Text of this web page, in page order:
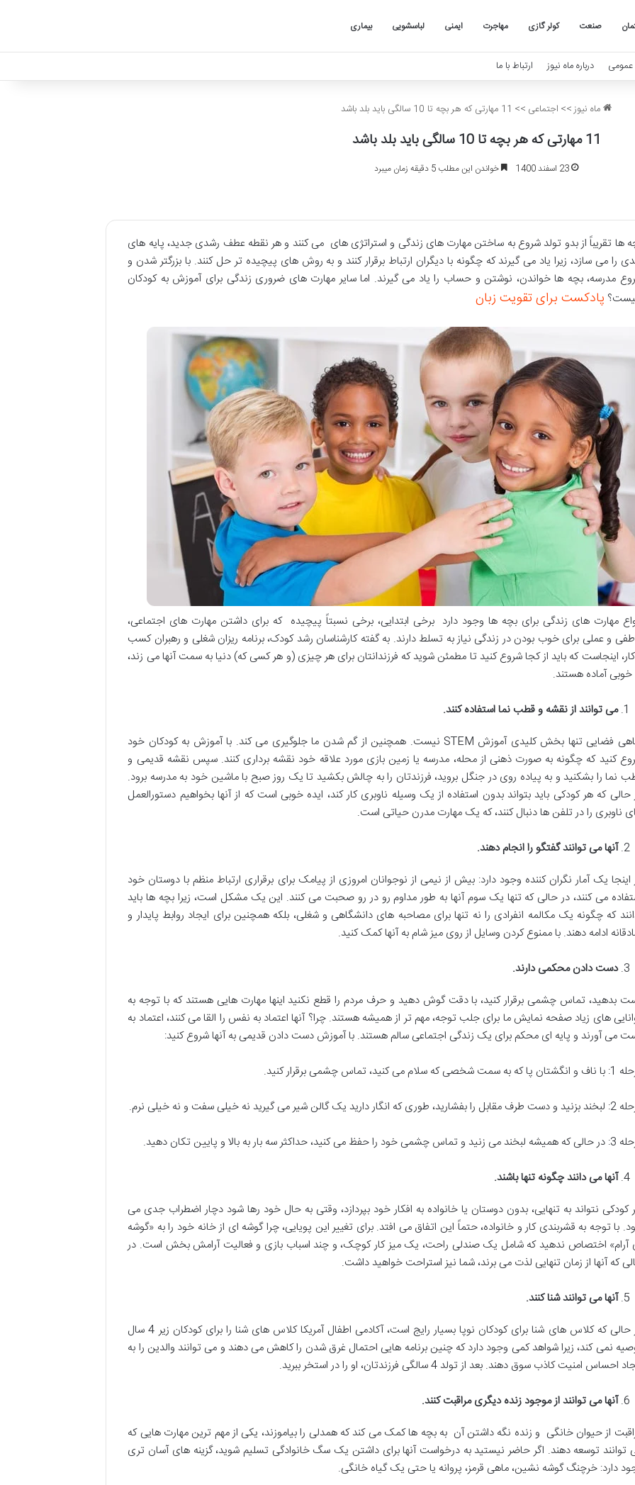
صنعت کولر گازی مهاجرت ایمنی لباسشویی بیماری
عمومی درباره ماه نیوز ارتباط با ما
ماه نیوز>> اجتماعی >> 11 مهارتی که هر بچه تا 10 سالگی باید بلد باشد
11 مهارتی که هر بچه تا 10 سالگی باید بلد باشد
23 اسفند 1400 خواندن این مطلب 5 دقیقه زمان میبرد
ها تقریباً از بدو تولد شروع به ساختن مهارت های زندگی و استراتژی های می کنند و هر نقطه عطف رشدی جدید، پایه های
را می سازد، زیرا یاد می گیرند که چگونه با دیگران ارتباط برقرار کنند و به روش های پیچیده تر حل کنند. با بزرگتر شدن و
مدرسه، بچه ها خواندن، نوشتن و حساب را یاد می گیرند. اما سایر مهارت های ضروری زندگی برای آموزش به کودکان
پادکست برای تقویت زبان
مهارت های زندگی برای بچه ها وجود دارد برخی ابتدایی، برخی نسبتاً پیچیده که برای داشتن مهارت های اجتماعی،
و عملی برای خوب بودن در زندگی نیاز به تسلط دارند. به گفته کارشناسان رشد کودک، برنامه ریزان شغلی و رهبران کسب
اینجاست که باید از کجا شروع کنید تا مطمئن شوید که فرزندانتان برای هر چیزی (و هر کسی که) دنیا به سمت آنها می زند،
خوبی آماده هستند.
می توانند از نقشه و قطب نما استفاده کنند.
آگاهی فضایی تنها بخش کلیدی آموزش STEM نیست. همچنین از گم شدن ما جلوگیری می کند. با آموزش به کودکان خود
کنید که چگونه به صورت ذهنی از محله، مدرسه یا زمین بازی مورد علاقه خود نقشه برداری کنند. سپس نقشه قدیمی و
نما را بشکنید و به پیاده روی در جنگل بروید، فرزندتان را به چالش بکشید تا یک روز صبح با ماشین خود به مدرسه برود.
حالی که هر کودکی باید بتواند بدون استفاده از یک وسیله ناوبری کار کند، ایده خوبی است که از آنها بخواهیم دستورالعمل
ناوبری را در تلفن ها دنبال کنند، که یک مهارت مدرن حیاتی است.
آنها می توانند گفتگو را انجام دهند.
اینجا یک آمار نگران کننده وجود دارد: بیش از نیمی از نوجوانان امروزی از پیامک برای برقراری ارتباط منظم با دوستان خود
می کنند، در حالی که تنها یک سوم آنها به طور مداوم رو در رو صحبت می کنند. این یک مشکل است، زیرا بچه ها باید
که چگونه یک مکالمه انفرادی را نه تنها برای مصاحبه های دانشگاهی و شغلی، بلکه همچنین برای ایجاد روابط پایدار و
ادامه دهند. با ممنوع کردن وسایل از روی میز شام به آنها کمک کنید.
دست دادن محکمی دارند.
بدهید، تماس چشمی برقرار کنید، با دقت گوش دهید و حرف مردم را قطع نکنید اینها مهارت هایی هستند که با توجه به
های زیاد صفحه نمایش ما برای جلب توجه، مهم تر از همیشه هستند. چرا؟ آنها اعتماد به نفس را القا می کنند، اعتماد به
می آورند و پایه ای محکم برای یک زندگی اجتماعی سالم هستند. با آموزش دست دادن قدیمی به آنها شروع کنید:
که سلام می کنید، تماس چشمی برقرار کنید.
طوری که انگار دارید یک گالن شیر می گیرید نه خیلی سفت و نه خیلی نرم.
را حفظ می کنید، حداکثر سه بار به بالا و پایین تکان دهید.
آنها می دانند چگونه تنها باشند.
کودکی نتواند به تنهایی، بدون دوستان یا خانواده به افکار خود بپردازد، وقتی به حال خود رها شود دچار اضطراب جدی می
با توجه به قشربندی کار و خانواده، حتماً این اتفاق می افتد. برای تغییر این پویایی، چرا گوشه ای از خانه خود را به «گوشه
آرام» اختصاص ندهید که شامل یک صندلی راحت، یک میز کار کوچک، و چند اسباب بازی و فعالیت آرامش بخش است. در
که آنها از زمان تنهایی لذت می برند، شما نیز استراحت خواهید داشت.
آنها می توانند شنا کنند.
در حالی که کلاس های شنا برای کودکان نوپا بسیار رایج است، آکادمی اطفال آمریکا کلاس های شنا را برای کودکان زیر 4 سال
نمی کند، زیرا شواهد کمی وجود دارد که چنین برنامه هایی احتمال غرق شدن را کاهش می دهند و می توانند والدین را به
احساس امنیت کاذب سوق دهند. بعد از تولد 4 سالگی فرزندتان، او را در استخر ببرید.
آنها می توانند از موجود زنده دیگری مراقبت کنند.
از حیوان خانگی و زنده نگه داشتن آن به بچه ها کمک می کند که همدلی را بیاموزند، یکی از مهم ترین مهارت هایی که
توانند توسعه دهند. اگر حاضر نیستید به درخواست آنها برای داشتن یک سگ خانوادگی تسلیم شوید، گزینه های آسان تری
دارد: خرچنگ گوشه نشین، ماهی قرمز، پروانه یا حتی یک گیاه خانگی.